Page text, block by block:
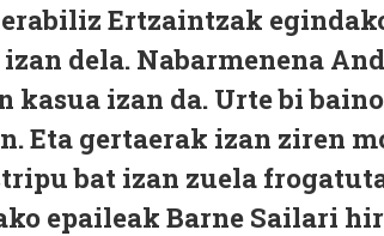
Ertzaintzak
dela. Nabarmenena
kasua izan da. Urte bi
Eta gertaerak izan ziren
bat izan zuela
epaileak Barne Sailari